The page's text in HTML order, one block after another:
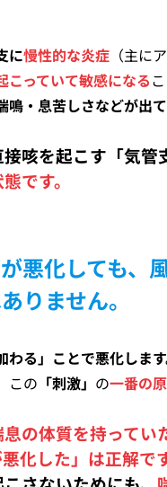
に慢性的な炎症 （主に
こっていて敏感になる
鳴・息苦しさなどが出
咳を起こす「気管
です。
悪化しても、
りません。
る」ことで悪化します
この 「刺激」 の一番の
息の体質を持ってい
化した」は正解です